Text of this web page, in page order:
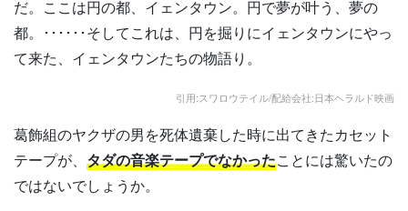
だ。ここは円の都、イェンタウン。円で夢が叶う、夢の
都。･･････そしてこれは、円を掘りにイェンタウンにやっ
て来た、イェンタウンたちの物語り。
引用:スワロウテイル/配給会社:日本ヘラルド映画
葛飾組のヤクザの男を死体遺棄した時に出てきたカセット
テープが、 タダの音楽テープでなかったことには驚いたの
ではないでしょうか。